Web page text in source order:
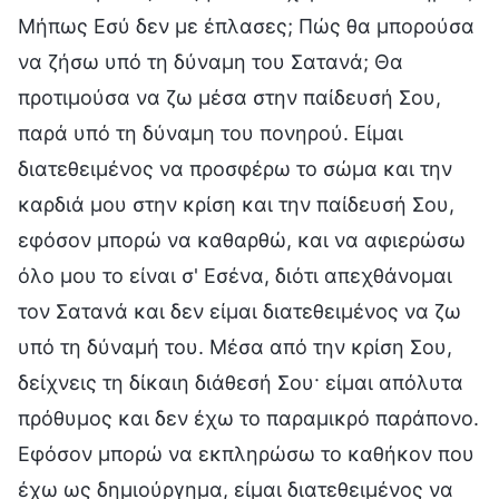
Μήπως Εσύ δεν με έπλασες; Πώς θα μπορούσα
να ζήσω υπό τη δύναμη του Σατανά; Θα
προτιμούσα να ζω μέσα στην παίδευσή Σου,
παρά υπό τη δύναμη του πονηρού. Είμαι
διατεθειμένος να προσφέρω το σώμα και την
καρδιά μου στην κρίση και την παίδευσή Σου,
εφόσον μπορώ να καθαρθώ, και να αφιερώσω
όλο μου το είναι σ' Εσένα, διότι απεχθάνομαι
τον Σατανά και δεν είμαι διατεθειμένος να ζω
υπό τη δύναμή του. Μέσα από την κρίση Σου,
δείχνεις τη δίκαιη διάθεσή Σου· είμαι απόλυτα
πρόθυμος και δεν έχω το παραμικρό παράπονο.
Εφόσον μπορώ να εκπληρώσω το καθήκον που
έχω ως δημιούργημα, είμαι διατεθειμένος να